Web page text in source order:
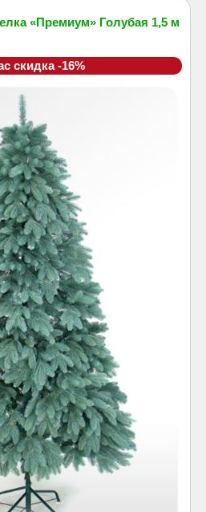
«Премиум» Голубая 1,5 м
скидка -16%